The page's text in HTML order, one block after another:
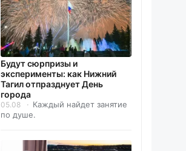
Будут сюрпризы и
эксперименты: как Нижний
Тагил отпразднует День
города
05.08
Каждый найдет занятие
по душе.